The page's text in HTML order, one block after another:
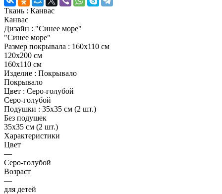
Ткань : Канвас
Канвас
Дизайн : "Синее море"
"Синее море"
Размер покрывала : 160х110 см
120х200 см
160х110 см
Изделие : Покрывало
Покрывало
Цвет : Серо-голубой
Серо-голубой
Подушки : 35х35 см (2 шт.)
Без подушек
35х35 см (2 шт.)
Характеристики
Цвет
—
Серо-голубой
Возраст
—
для детей